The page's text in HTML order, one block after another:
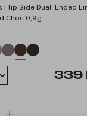
Flip Side Dual-Ended
Choc 0,9g
339